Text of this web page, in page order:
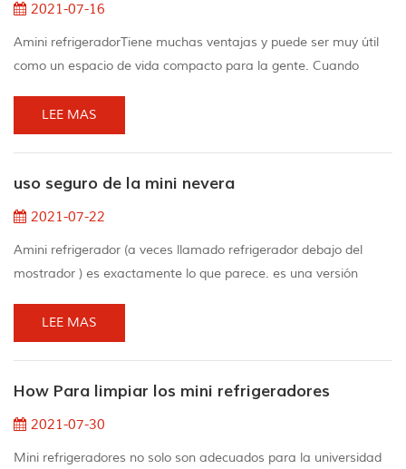
2021-07-16
Amini refrigeradorTiene muchas ventajas y puede ser muy útil
como un espacio de vida compacto para la gente. Cuando
varios productos. Nosotros nosotros Espero que nuestra Mini
Guía de compra de refrigeradores pueda resolver todas sus
clasificación básica. Mini tamaño de refrigeradorEl t...
LEE MAS
uso seguro de la mini nevera
2021-07-22
Amini refrigerador (a veces llamado refrigerador debajo del
mostrador ) es exactamente lo que parece. es una versión
todas las cocinas americanas. existen mini refrigeradores
caseros , mini refrigeradores para dormitorios, mini
mini refrigeradores para hoteles. La diferencia...
LEE MAS
How Para limpiar los mini refrigeradores
2021-07-30
Mini refrigeradores no solo son adecuados para la universidad